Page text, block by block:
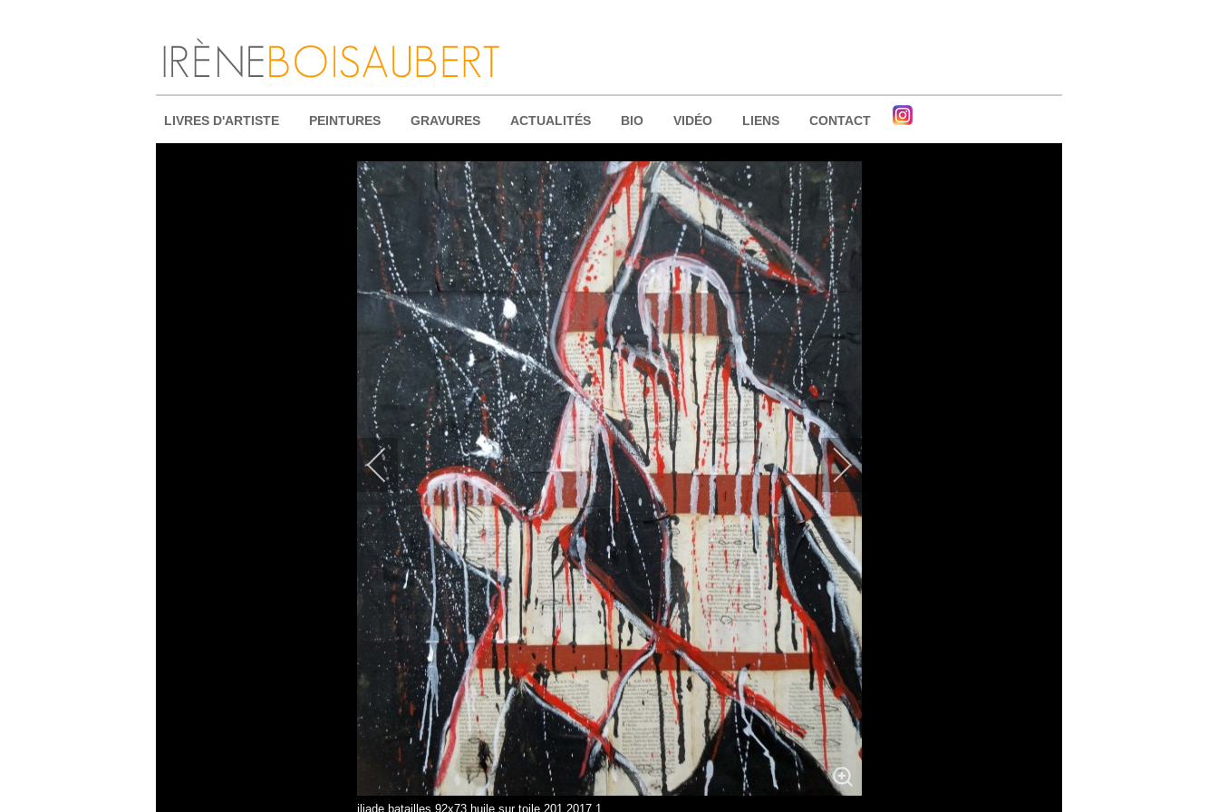
LIVRES D'ARTISTE PEINTURES GRAVURES ACTUALITÉS BIO VIDÉO LIENS CONTACT
iliade batailles 92x73 huile sur toile 201 2017 1